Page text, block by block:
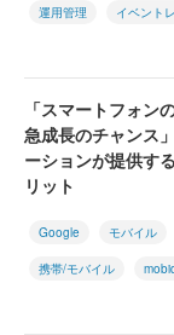
運用管理 イベント
「スマートフォン
急成長のチャンス
ーションが提供す
リット
Google モバイル
携帯/モバイル